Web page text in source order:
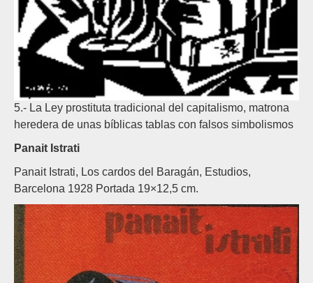
5.- La Ley prostituta tradicional del capitalismo, matrona
heredera de unas bíblicas tablas con falsos simbolismos
Panait Istrati
Panait Istrati, Los cardos del Baragán, Estudios,
Barcelona 1928 Portada 19×12,5 cm.